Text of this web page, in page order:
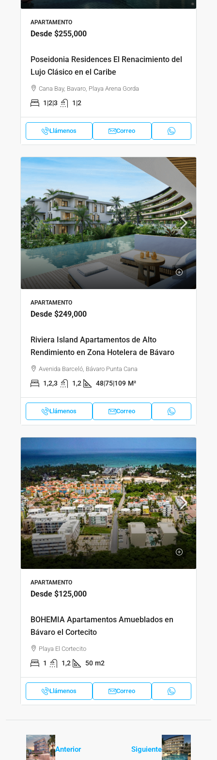
APARTAMENTO
Desde $255,000
Poseidonia Residences El Renacimiento del
Lujo Clásico en el Caribe
Cana Bay, Bavaro, Playa Arena Gorda
1|2|3 1|2
Llámenos Correo
APARTAMENTO
Desde $249,000
Riviera Island Apartamentos de Alto
Rendimiento en Zona Hotelera de Bávaro
Avenida Barceló, Bávaro Punta Cana
1,2,3 1,2 48|75|109 M²
Llámenos Correo
APARTAMENTO
Desde $125,000
BOHEMIA Apartamentos Amueblados en
Bávaro el Cortecito
Playa El Cortecito
1 1,2 50 m2
Llámenos Correo
Anterior Siguiente